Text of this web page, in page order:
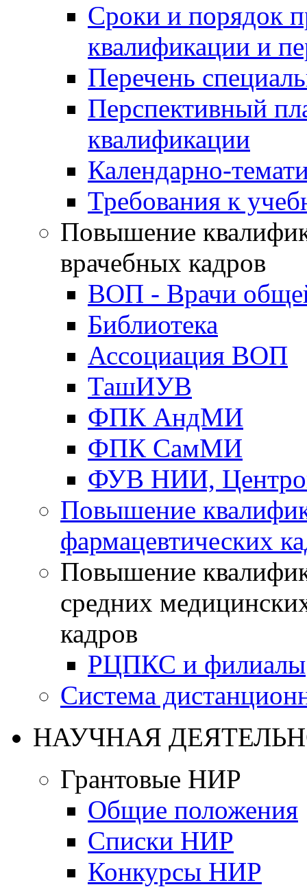
Сроки и порядок
квалификации и
Перечень
Перспективный
квалификации
Календарно-
Требования к
Повышение
врачебных кадров
ВОП - Врачи
Библиотека
Ассоциация ВОП
ТашИУВ
ФПК АндМИ
ФПК СамМИ
ФУВ НИИ,
Повышение
фармацевтических
Повышение
средних
кадров
РЦПКС и филиалы
Система
НАУЧНАЯ
Грантовые НИР
Общие положения
Списки НИР
Конкурсы НИР